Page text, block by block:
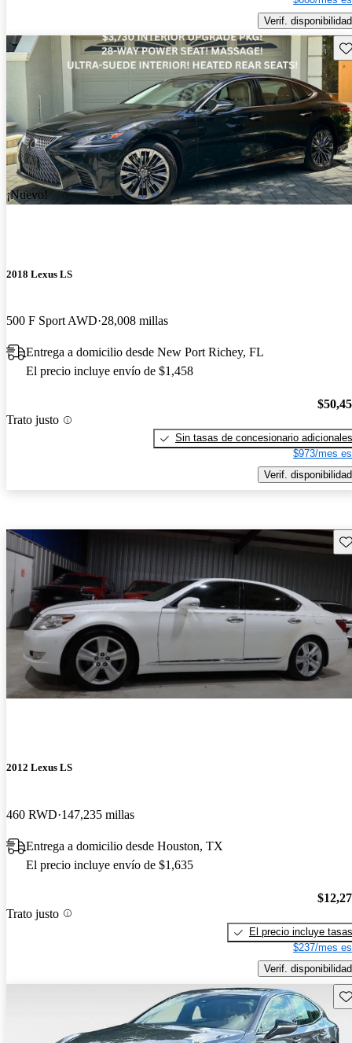
Verif. disponibilidad
¡Nuevo!
2018 Lexus LS
500 F Sport AWD 28,008 millas
Entrega a domicilio desde New Port Richey, FL
El precio incluye envío de $1,458
Trato justo
Sin tasas de concesionario adicionales
$973/mes
Verif. disponibilidad
2012 Lexus LS
460 RWD 147,235 millas
Entrega a domicilio desde Houston, TX
El precio incluye envío de $1,635
Trato justo
El precio incluye tasas
$237/mes
Verif. disponibilidad